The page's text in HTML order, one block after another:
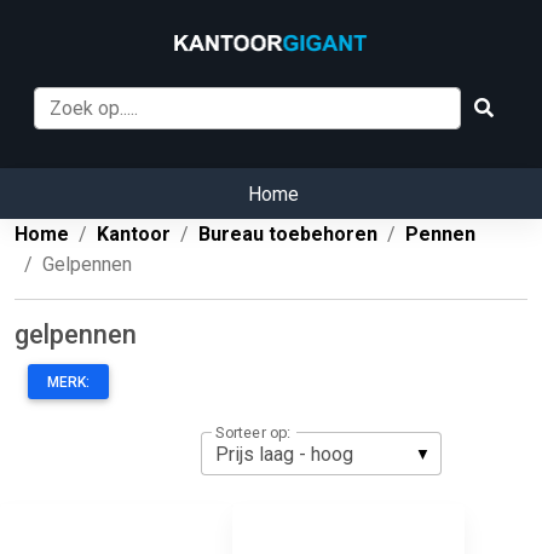
Home
Home
Kantoor Bureau toebehoren
Pennen
Gelpennen
gelpennen
MERK:
Sorteer op: